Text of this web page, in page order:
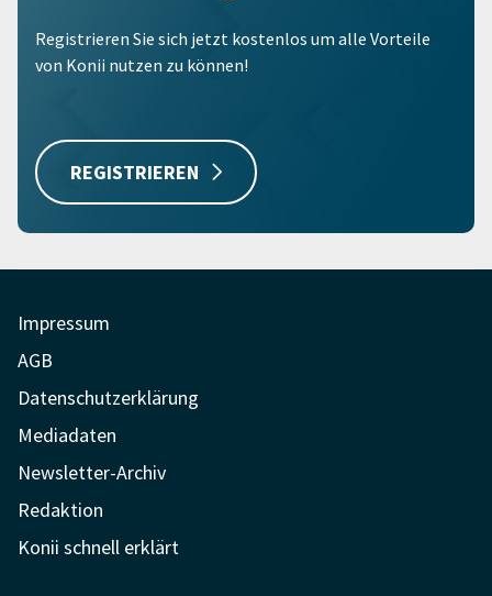
Registrieren Sie sich jetzt kostenlos um alle Vorteile
von Konii nutzen zu können!
REGISTRIEREN
Impressum
AGB
Datenschutzerklärung
Mediadaten
Newsletter-Archiv
Redaktion
Konii schnell erklärt